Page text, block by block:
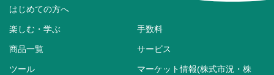
はじめての方へ
楽しむ・学ぶ 手数料
商品一覧 サービス
ツール
マーケット情報(株式市況・株